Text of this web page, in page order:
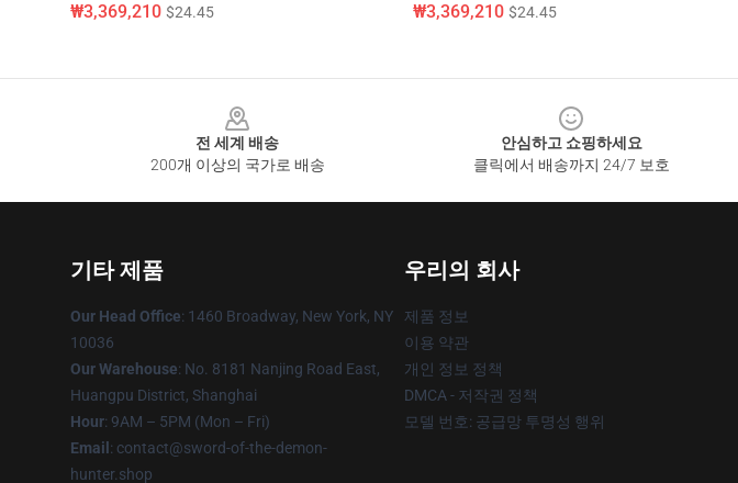
₩3,369,210 $24.45 ₩3,369,210 $24.45
전 세계 배송
200개 이상의 국가로 배송
안심하고 쇼핑하세요
클릭에서 배송까지 24/7 보호
기타 제품
Our Head Office: 1460 Broadway, New York, NY
10036
Our Warehouse: No. 8181 Nanjing Road East,
Huangpu District, Shanghai
Hour: 9AM – 5PM (Mon – Fri)
Email : contact@sword-of-the-demon-
hunter.shop
우리의 회사
제품 정보
이용 약관
개인 정보 정책
DMCA - 저작권 정책
모델 번호: 공급망 투명성 행위